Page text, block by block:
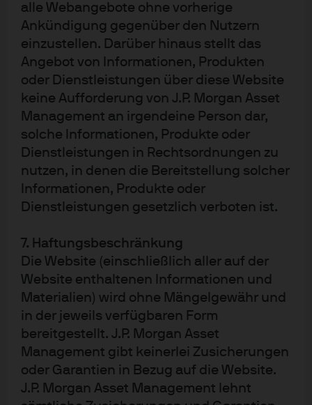
alle Webangebote ohne vorherige
Ankündigung gegenüber den Nutzern
einzustellen. Darüber hinaus stellt das
Angebot von Informationen, Produkten
oder Dienstleistungen über diese Website
keine Aufforderung von J.P. Morgan Asset
Management an irgendeine Person dar,
solche Informationen, Produkte oder
Dienstleistungen in Rechtsordnungen zu
nutzen, in denen die Bereitstellung solcher
Informationen, Produkte oder
Dienstleistungen gesetzlich verboten ist.
7. Haftungsbeschränkung
Die Website (einschließlich aller auf der
Website enthaltenen Informationen und
Materialien) wird ohne Mängelgewähr und
in der jeweils verfügbaren Form
bereitgestellt. J.P. Morgan Asset
Management gibt keinerlei Zusicherungen
oder Garantien in Bezug auf die Website.
J.P. Morgan Asset Management lehnt
Management erfasst, gespeichert und verarbeitet.
Die EMEA-Datenschutzrichtlinie finden Sie auf
folgender Website: www.jpmorgan.com/emea-
Herausgeber in Europa (ex UK): JPMorgan Asset
Management (Europe) S.à r.l., 6 route de Treves, L-
2633 Senningerberg, Grand Duchy of Luxembourg,
R.C.S. Luxembourg B27900, Unternehmenskapital
EUR 10.000.000.
Nutzungsbedingungen
Datenschutzrichtlinien
Cookie-Richtlinien
Accessibility
Aktualisierungen von regulativen Vorschriften
J.P. Morgan